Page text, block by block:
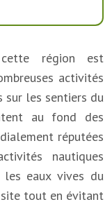
cette région est
activités
sur les sentiers du
au fond des
réputées
nautiques
eaux vives du
tout en évitant